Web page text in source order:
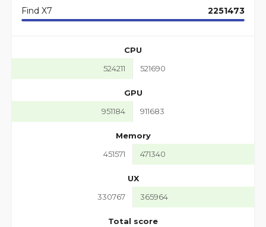
Find X7 2251473
CPU
524211
521690
GPU
951184
911683
Memory
451571
471340
UX
330767
365964
Total score